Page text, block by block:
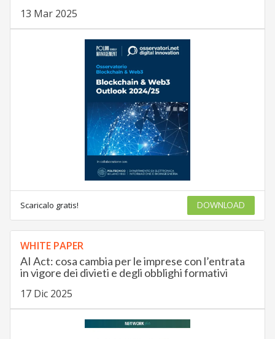
13 Mar 2025
Scaricalo gratis! DOWNLOAD
WHITE PAPER
AI Act: cosa cambia per le imprese con l’entrata
in vigore dei divieti e degli obblighi formativi
17 Dic 2025